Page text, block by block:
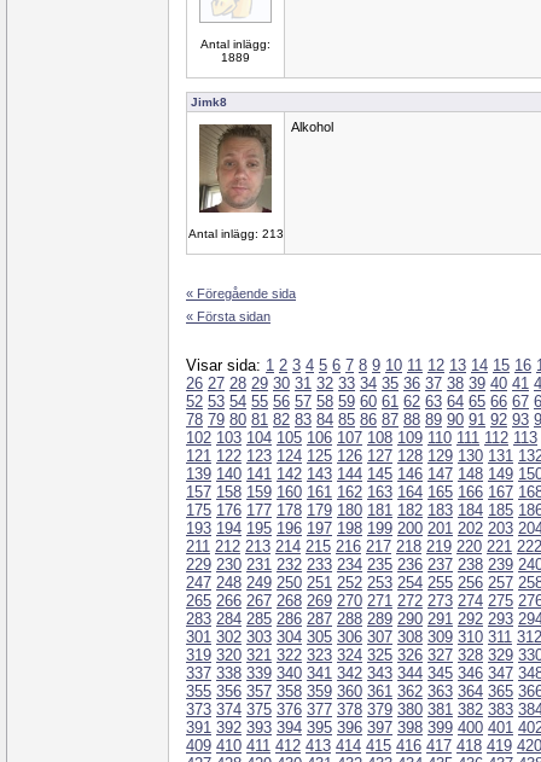
Antal inlägg:
1889
Jimk8
Antal inlägg: 213
Alkohol
« Föregående sida
« Första sidan
Visar sida: 1 2 3 4 5 6 7 8 9 10 11 12 13 14 15 16
26 27 28 29 30 31 32 33 34 35 36 37 38 39 40 41
52 53 54 55 56 57 58 59 60 61 62 63 64 65 66 67
78 79 80 81 82 83 84 85 86 87 88 89 90 91 92 93
102 103 104 105 106 107 108 109 110 111 112 113
121 122 123 124 125 126 127 128 129 130 131
139 140 141 142 143 144 145 146 147 148 149
157 158 159 160 161 162 163 164 165 166 167
175 176 177 178 179 180 181 182 183 184 185
193 194 195 196 197 198 199 200 201 202 203
211 212 213 214 215 216 217 218 219 220 221 222
229 230 231 232 233 234 235 236 237 238 239
247 248 249 250 251 252 253 254 255 256 257
265 266 267 268 269 270 271 272 273 274 275
283 284 285 286 287 288 289 290 291 292 293
301 302 303 304 305 306 307 308 309 310 311 312
319 320 321 322 323 324 325 326 327 328 329
337 338 339 340 341 342 343 344 345 346 347
355 356 357 358 359 360 361 362 363 364 365
373 374 375 376 377 378 379 380 381 382 383
391 392 393 394 395 396 397 398 399 400 401
409 410 411 412 413 414 415 416 417 418 419 420